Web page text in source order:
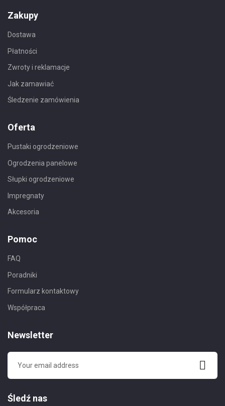
Zakupy
Dostawa
Płatności
Zwroty i reklamacje
Jak zamawiać
Śledzenie zamówienia
Oferta
Pustaki ogrodzeniowe
Ogrodzenia panelowe
Słupki ogrodzeniowe
Impregnaty
Akcesoria
Pomoc
FAQ
Poradniki
Formularz kontaktowy
Współpraca
Newsletter
Śledź nas